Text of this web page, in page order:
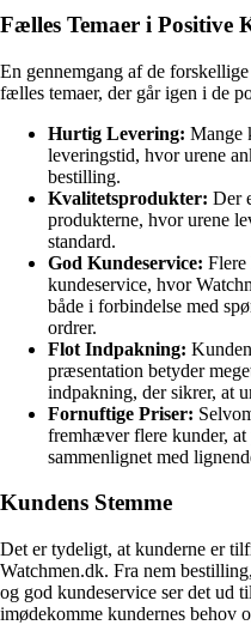
Fælles Temaer i Positive
En gennemgang af de
fælles temaer, der går igen i de
Hurtig Levering: Mange
leveringstid, hvor urene
bestilling.
Kvalitetsprodukter: Der
produkterne, hvor urene
standard.
God Kundeservice: Flere
kundeservice, hvor
både i forbindelse med
ordrer.
Flot Indpakning:
præsentation betyder
indpakning, der sikrer, at
Fornuftige Priser:
fremhæver flere kunder,
sammenlignet med
Kundens Stemme
Det er tydeligt, at kunderne er
Watchmen.dk. Fra nem
og god kundeservice ser det ud
imødekomme kundernes behov